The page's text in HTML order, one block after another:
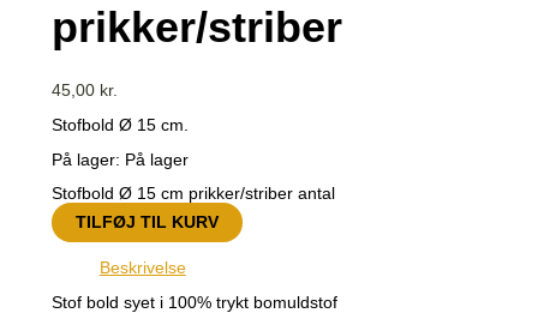
prikker/striber
45,00 kr.
Stofbold Ø 15 cm.
På lager: På lager
Stofbold Ø 15 cm prikker/striber antal
TILFØJ TIL KURV
Beskrivelse
Stof bold syet i 100% trykt bomuldstof